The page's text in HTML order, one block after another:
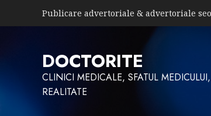
Publicare advertoriale & advertoriale seo
DOCTORITE
CLINICI MEDICALE, SFATUL
REALITATE